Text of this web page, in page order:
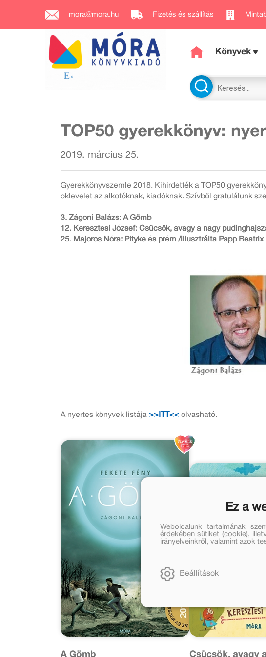
mora@mora.hu Fizetés és szállítás
Könyvek
TOP50 gyerekkönyv:
2019. március 25.
Gyerekkönyvszemle 2018. Kihirdették a TOP50
oklevelet az alkotóknak, kiadóknak. Szívből gratulálunk
3. Zágoni Balázs: A Gömb
12. Keresztesi József: Csücsök, avagy a nagy
25. Majoros Nóra: Pityke és prém /illusztrálta Papp Beatrix
A nyertes könyvek listája >>ITT<<olvasható.
A Gömb Csücsök, avagy
Ez a
Weboldalunk tartalmának
érdekében sütiket (cookie),
irányelveinkről, valamint azok
Beállítások